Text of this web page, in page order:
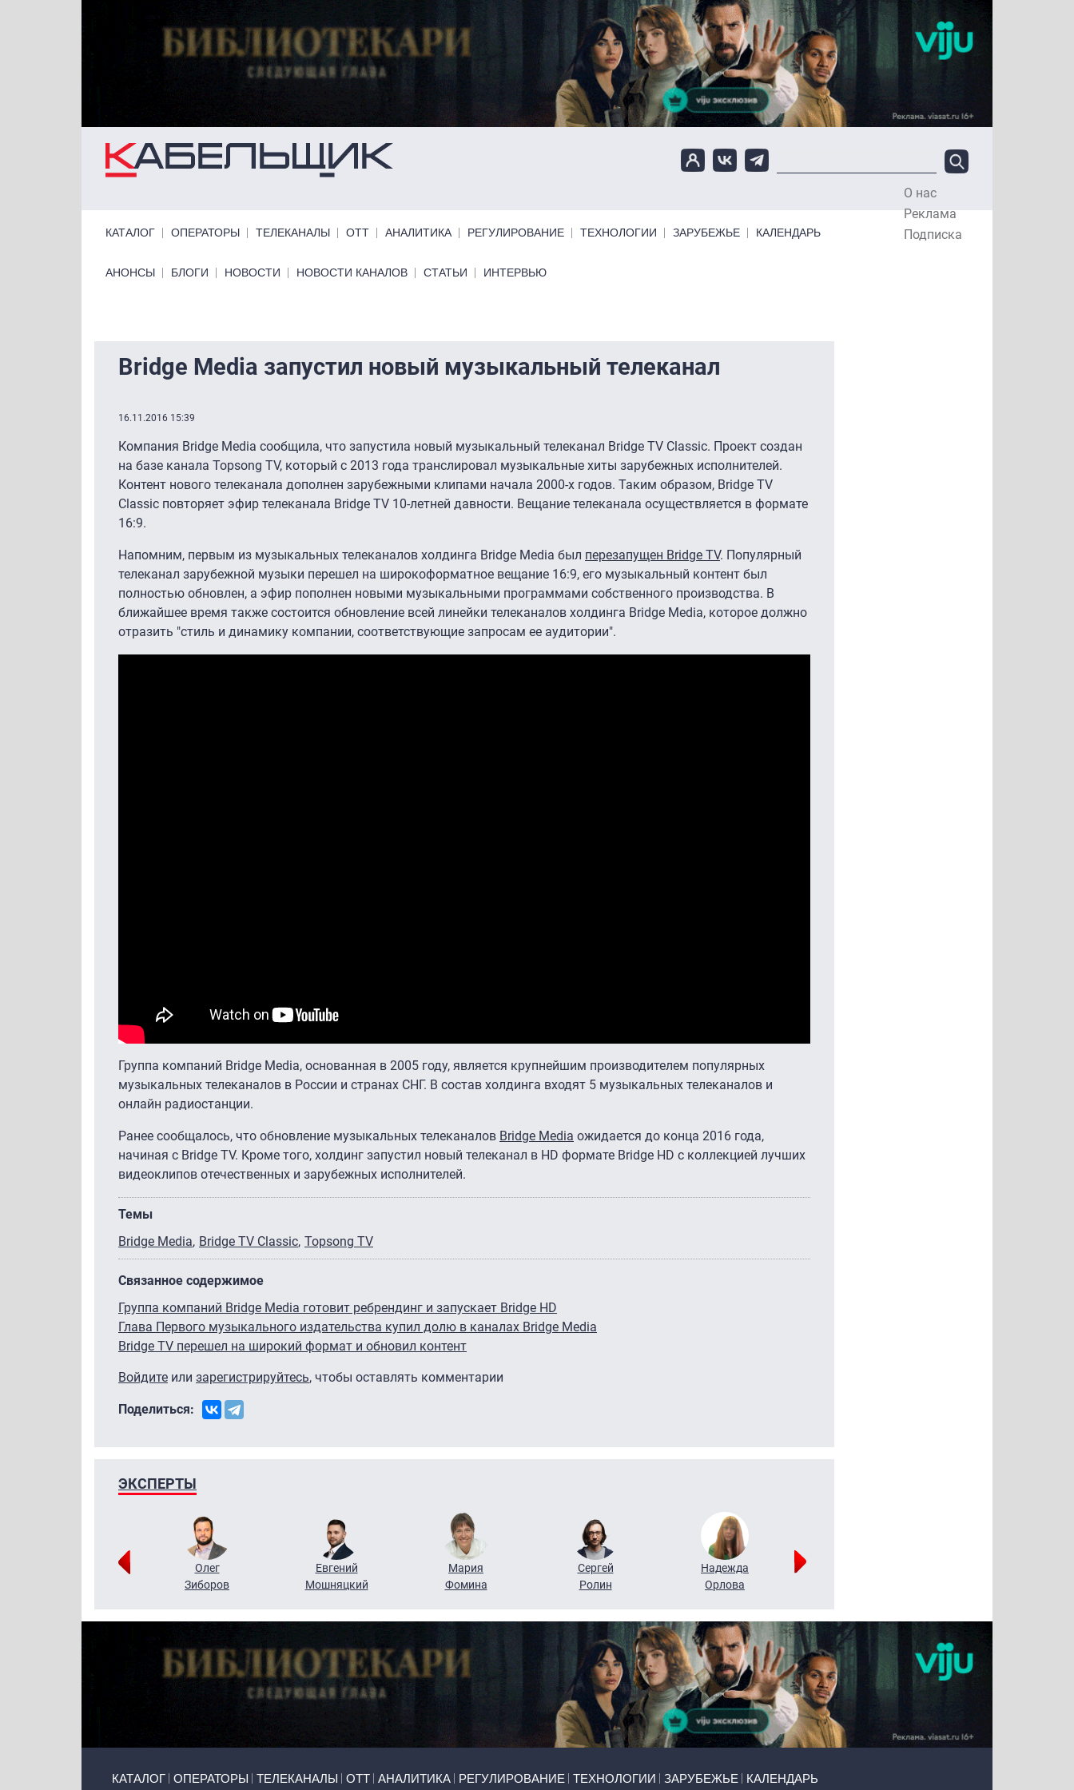
О нас
Реклама
Подписка
КАТАЛОГ ОПЕРАТОРЫ ТЕЛЕКАНАЛЫ ОТТ АНАЛИТИКА РЕГУЛИРОВАНИЕ ТЕХНОЛОГИИ ЗАРУБЕЖЬЕ КАЛЕНДАРЬ
Primary links bottom
АНОНСЫ БЛОГИ НОВОСТИ НОВОСТИ КАНАЛОВ СТАТЬИ ИНТЕРВЬЮ
Bridge Media запустил новый музыкальный телеканал
16.11.2016 15:39
Компания Bridge Media сообщила, что запустила новый музыкальный телеканал Bridge TV Classic. Проект создан
на базе канала Topsong TV, который с 2013 года транслировал музыкальные хиты зарубежных исполнителей.
Контент нового телеканала дополнен зарубежными клипами начала 2000-х годов. Таким образом, Bridge TV
Classic повторяет эфир телеканала Bridge TV 10-летней давности. Вещание телеканала осуществляется в формате
16:9.
Напомним, первым из музыкальных телеканалов холдинга Bridge Media был перезапущен Bridge TV. Популярный
телеканал зарубежной музыки перешел на широкоформатное вещание 16:9, его музыкальный контент был
полностью обновлен, а эфир пополнен новыми музыкальными программами собственного производства. В
ближайшее время также состоится обновление всей линейки телеканалов холдинга Bridge Media, которое должно
отразить "стиль и динамику компании, соответствующие запросам ее аудитории".
Группа компаний Bridge Media, основанная в 2005 году, является крупнейшим производителем популярных
музыкальных телеканалов в России и странах СНГ. В состав холдинга входят 5 музыкальных телеканалов и
онлайн радиостанции.
Ранее сообщалось, что обновление музыкальных телеканалов Bridge Media ожидается до конца 2016 года,
начиная с Bridge TV. Кроме того, холдинг запустил новый телеканал в HD формате Bridge HD с коллекцией лучших
видеоклипов отечественных и зарубежных исполнителей.
Темы
Bridge Media Bridge TV Classic Topsong TV
Связанное содержимое
Группа компаний Bridge Media готовит ребрендинг и запускает Bridge HD
Глава Первого музыкального издательства купил долю в каналах Bridge Media
Bridge TV перешел на широкий формат и обновил контент
Войдите или зарегистрируйтесь, чтобы оставлять комментарии
Поделиться:
ЭКСПЕРТЫ
Олег
Зиборов
Евгений
Мошняцкий
Мария
Фомина
Сергей
Ролин
Надежда
Орлова
КАТАЛОГ ОПЕРАТОРЫ ТЕЛЕКАНАЛЫ ОТТ АНАЛИТИКА РЕГУЛИРОВАНИЕ ТЕХНОЛОГИИ ЗАРУБЕЖЬЕ КАЛЕНДАРЬ